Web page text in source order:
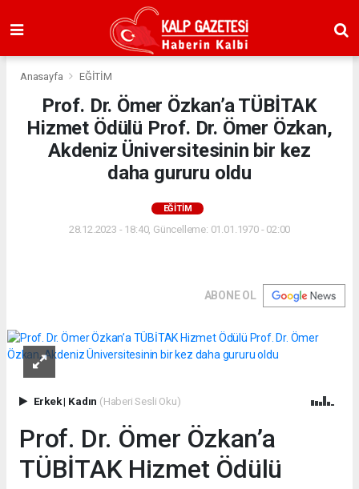
Anasayfa EĞİTİM
Prof. Dr. Ömer Özkan’a TÜBİTAK
Hizmet Ödülü Prof. Dr. Ömer Özkan,
Akdeniz Üniversitesinin bir kez
daha gururu oldu
EĞİTİM
28.12.2023 - 18:40, Güncelleme: 01.01.1970 - 02:00
ABONE OL
Erkek| Kadın (Haberi Sesli Oku)
Prof. Dr. Ömer Özkan’a
TÜBİTAK Hizmet Ödülü